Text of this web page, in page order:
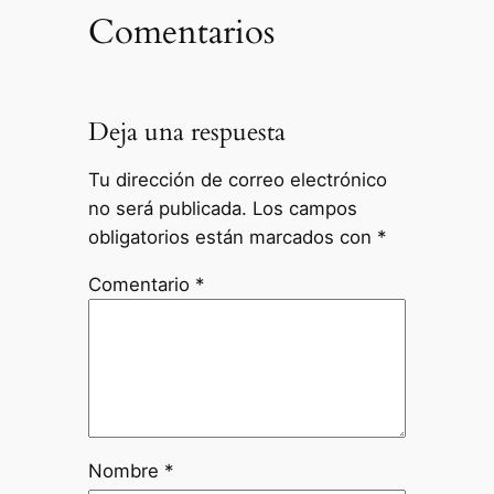
Comentarios
Deja una respuesta
Tu dirección de correo electrónico
no será publicada. Los campos
obligatorios están marcados con *
Comentario *
Nombre *